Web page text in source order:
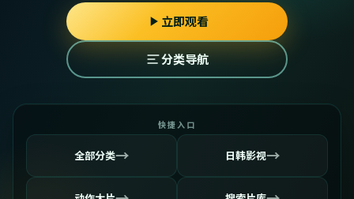
立即观看
分类导航
快捷入口
全部分类→ 日韩影视→